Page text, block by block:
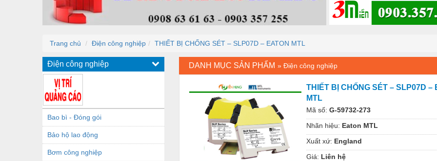
Trang chủ Điện công nghiệp THIẾT BỊ CHỐNG SÉT – SLP07D – EATON MTL
Điện công nghiệp
Bao bì - Đóng gói
Bảo hộ lao động
Bơm công nghiệp
DANH MỤC SẢN PHẨM » Điện công nghiệp
THIẾT BỊ CHỐNG SÉT – SLP07D –
MTL
Mã số: G-59732-273
Nhãn hiệu: Eaton MTL
Xuất xứ: England
Giá: Liên hệ